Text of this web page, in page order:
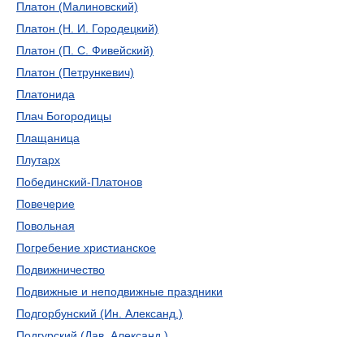
Платон (Малиновский)
Платон (Н. И. Городецкий)
Платон (П. С. Фивейский)
Платон (Петрункевич)
Платонида
Плач Богородицы
Плащаница
Плутарх
Побединский-Платонов
Повечерие
Повольная
Погребение христианское
Подвижничество
Подвижные и неподвижные праздники
Подгорбунский (Ин. Александ.)